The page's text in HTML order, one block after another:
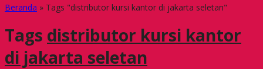
Beranda » Tags "distributor kursi kantor di jakarta seletan"
Tags distributor kursi kantor
di jakarta seletan